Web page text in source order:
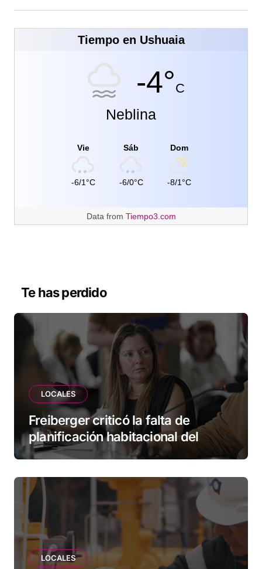
Tiempo en Ushuaia
-4°C
Neblina
Vie
-6/1°C
Sáb
-6/0°C
Dom
-8/1°C
Data from Tiempo3.com
Te has perdido
LOCALES
Freiberger criticó la falta de
planificación habitacional del
Municipio: “Vuoto deja afuera a
esperando”
LOCALES